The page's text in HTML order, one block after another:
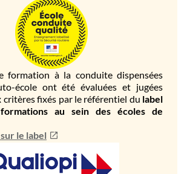
formation à la conduite dispensées
école ont été évaluées et jugées
critères fixés par le référentiel du label
au sein des écoles de
le label